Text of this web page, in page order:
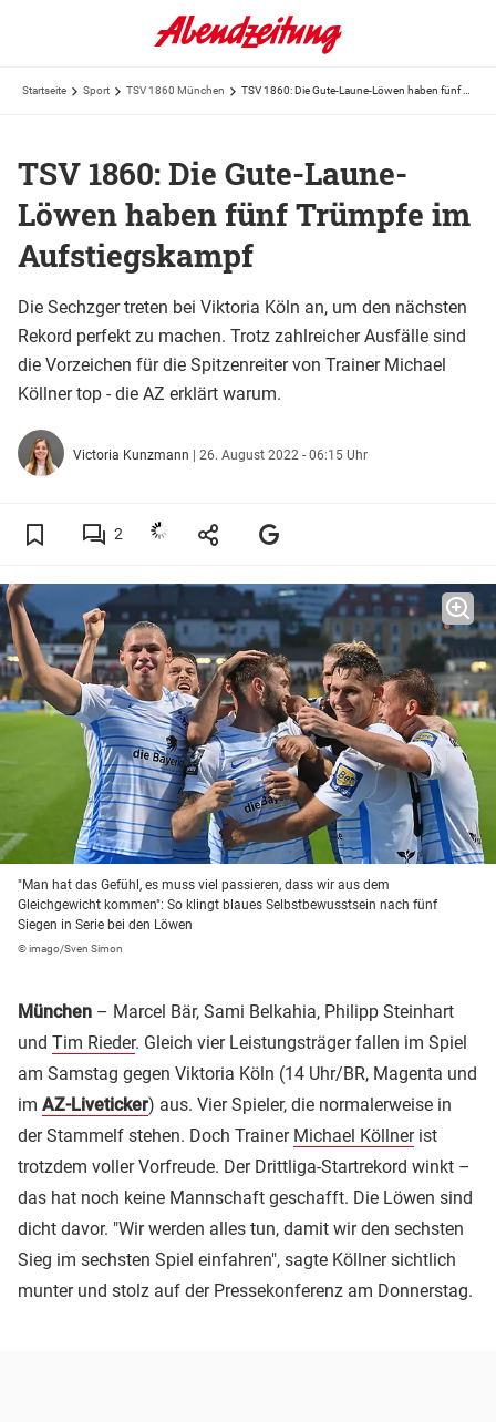
Startseite Sport TSV 1860 München
TSV 1860: Die Gute-Laune-
Löwen haben fünf Trümpfe im
Aufstiegskampf
Die Sechzger treten bei Viktoria Köln an, um den nächsten
Rekord perfekt zu machen. Trotz zahlreicher Ausfälle sind
die Vorzeichen für die Spitzenreiter von Trainer Michael
Köllner top - die AZ erklärt warum.
Victoria Kunzmann | 26. August 2022 - 06:15 Uhr
2
"Man hat das Gefühl, es muss viel passieren, dass wir aus dem
Gleichgewicht kommen": So klingt blaues Selbstbewusstsein nach fünf
Siegen in Serie bei den Löwen
© imago/Sven Simon
München – Marcel Bär, Sami Belkahia, Philipp Steinhart
und Tim Rieder. Gleich vier Leistungsträger fallen im Spiel
am Samstag gegen Viktoria Köln (14 Uhr/BR, Magenta und
im AZ-Liveticker) aus. Vier Spieler, die normalerweise in
der Stammelf stehen. Doch Trainer Michael Köllnerist
trotzdem voller Vorfreude. Der Drittliga-Startrekord winkt –
das hat noch keine Mannschaft geschafft. Die Löwen sind
dicht davor. "Wir werden alles tun, damit wir den sechsten
Sieg im sechsten Spiel einfahren", sagte Köllner sichtlich
munter und stolz auf der Pressekonferenz am Donnerstag.